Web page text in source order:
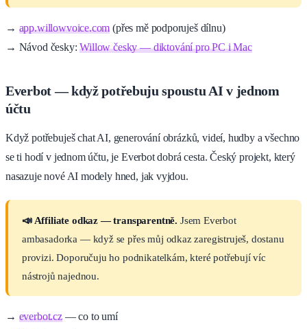
→ app.willowvoice.com (přes mě podporuješ dílnu)
→ Návod česky:Willow česky — diktování pro PC i Mac
Everbot — když potřebuju spoustu AI v jednom
účtu
Když potřebuješ chat AI, generování obrázků, videí, hudby a všechno
se ti hodí v jednom účtu, je Everbot dobrá cesta. Český projekt, který
nasazuje nové AI modely hned, jak vyjdou.
📣 Affiliate odkaz — transparentně. Jsem Everbot
ambasadorka — když se přes můj odkaz zaregistruješ, dostanu
provizi. Doporučuju ho podnikatelkám, které potřebují víc
nástrojů najednou.
→ everbot.cz— co to umí